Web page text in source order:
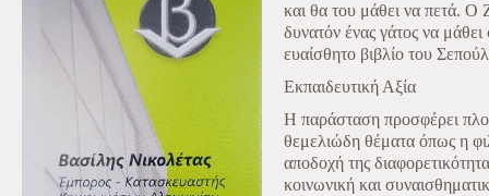
και θα του μάθει να πετά. Ο
δυνατόν ένας γάτος να
ευαίσθητο βιβλίο του
Εκπαιδευτική Αξία
Η παράσταση προσφέρει
θεμελιώδη θέματα όπως η
αποδοχή της
κοινωνική και